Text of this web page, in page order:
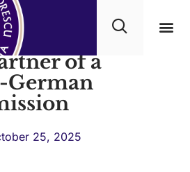
University,
of a
German
25, 2025